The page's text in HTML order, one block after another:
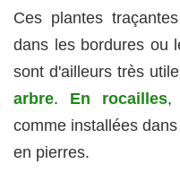
Ces plantes
dans les bordures ou
sont d'ailleurs très
arbre. En rocailles,
comme installées
en pierres.